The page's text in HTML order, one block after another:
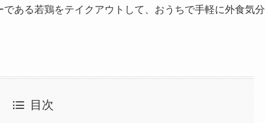
ある若鶏をテイクアウトして、おうちで手軽に外食気分
目次